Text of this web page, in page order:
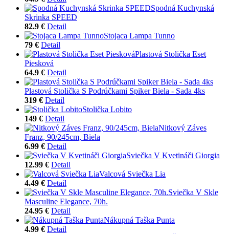
Spodná Kuchynská
Skrinka SPEED
82.9 € Detail
Stojaca Lampa Tunno
79 € Detail
Plastová Stolička Eset
Piesková
64.9 € Detail
Plastová Stolička S Podrúčkami Spiker Biela - Sada 4ks
319 € Detail
Stolička Lobito
149 € Detail
Nitkový Záves
Franz, 90/245cm, Biela
6.99 € Detail
Sviečka V Kvetináči Giorgia
12.99 € Detail
Valcová Sviečka Lia
4.49 € Detail
Sviečka V Skle
Masculine Elegance, 70h.
24.95 € Detail
Nákupná Taška Punta
4.99 € Detail